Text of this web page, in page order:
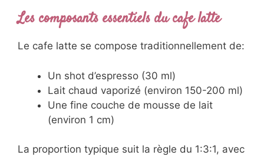
Les composants essentiels du cafe latte
Le cafe latte se compose traditionnellement de:
Un shot d’espresso (30 ml)
Lait chaud vaporizé (environ 150-200 ml)
Une fine couche de mousse de lait
(environ 1 cm)
La proportion typique suit la règle du 1:3:1, avec